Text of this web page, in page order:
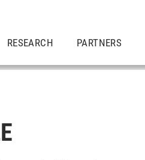
RESEARCH PARTNERS